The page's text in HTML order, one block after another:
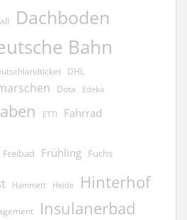
Dachboden
Bahn
DHL
Dota Edeka
ETTI Fahrrad
Freibad Frühling Fuchs
Hammett Heide Hinterhof
Insulanerbad